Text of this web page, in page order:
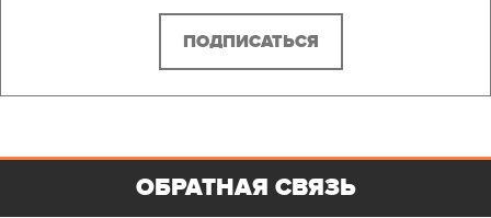
ОБРАТНАЯ СВЯЗЬ